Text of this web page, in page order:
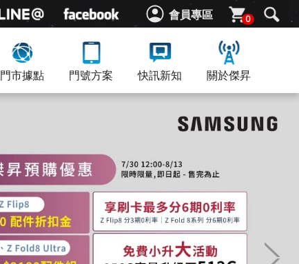
會員專區 0
門市據點 門號方案 快訊新知 關於傑昇